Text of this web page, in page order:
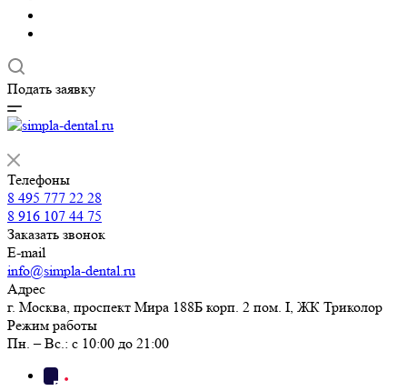
Подать заявку
Телефоны
8 495 777 22 28
8 916 107 44 75
Заказать звонок
E-mail
info@simpla-dental.ru
Адрес
г. Москва, проспект Мира 188Б корп. 2 пом. I, ЖК Триколор
Режим работы
Пн. – Вс.: с 10:00 до 21:00